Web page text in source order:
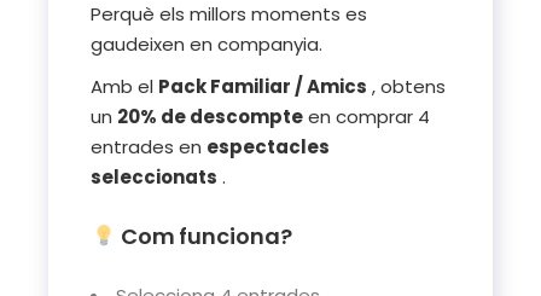
Perquè els millors moments es
gaudeixen en companyia.
Amb el Pack Familiar / Amics , obtens
un 20% de descompteen comprar 4
entrades en espectacles
seleccionats .
Com funciona?